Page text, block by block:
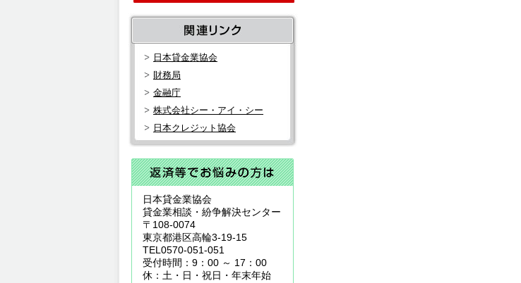
日本貸金業協会
財務局
金融庁
株式会社シー・アイ・シー
日本クレジット協会
日本貸金業協会
貸金業相談・紛争解決センター
〒108-0074
東京都港区高輪3-19-15
TEL0570-051-051
受付時間：9：00 ～ 17：00
休：土・日・祝日・年末年始